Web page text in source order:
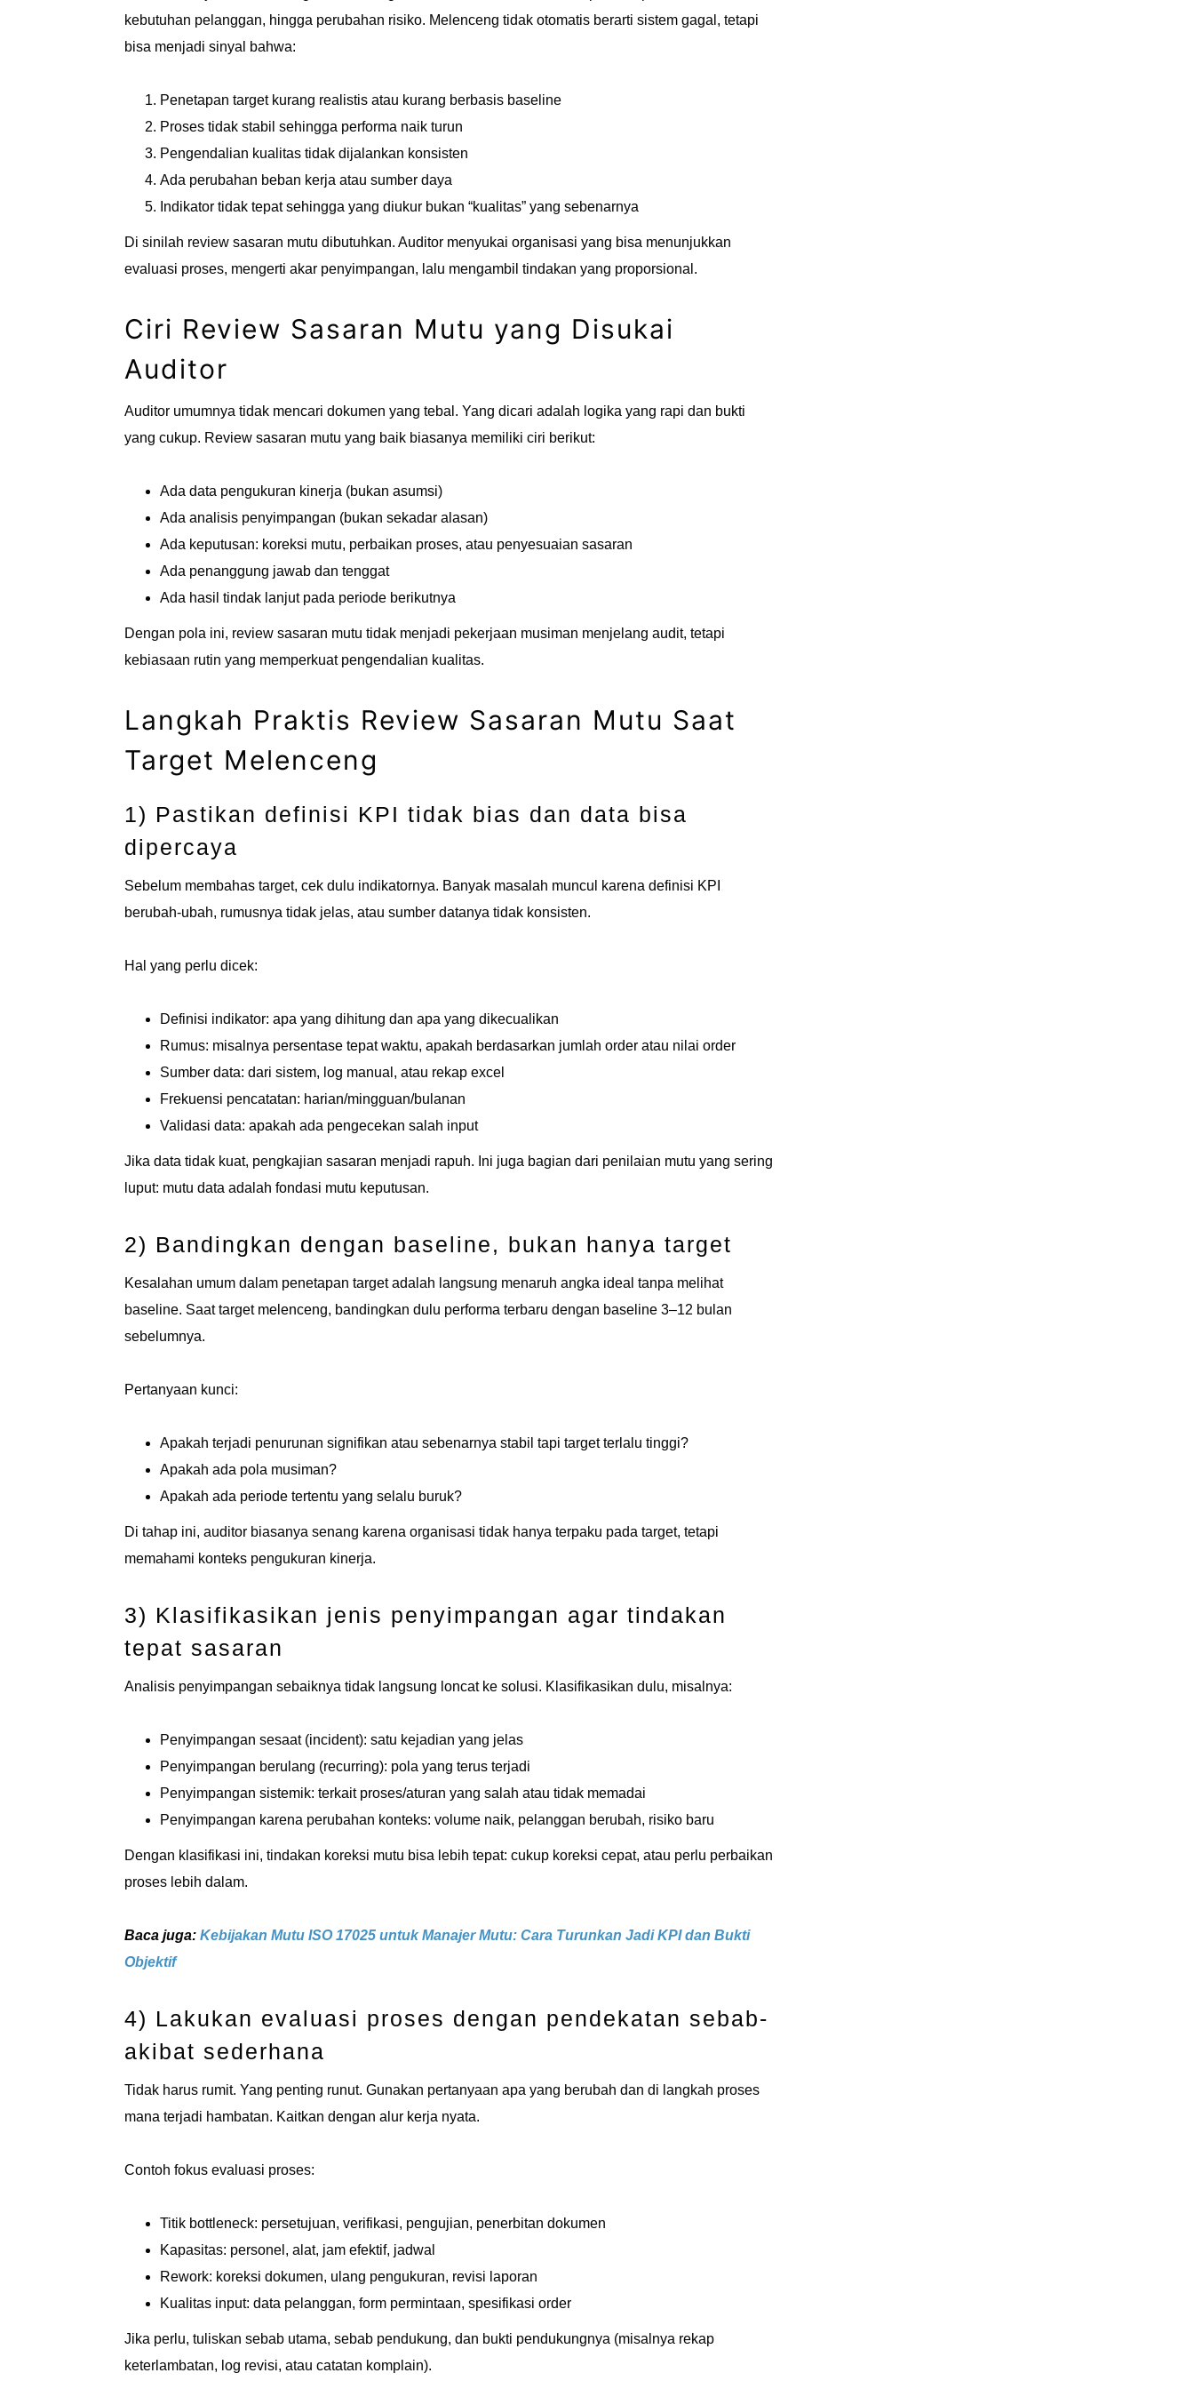
kebutuhan pelanggan, hingga perubahan risiko. Melenceng tidak otomatis berarti sistem gagal, tetapi
bisa menjadi sinyal bahwa:
Penetapan target kurang realistis atau kurang berbasis baseline
Proses tidak stabil sehingga performa naik turun
Pengendalian kualitas tidak dijalankan konsisten
Ada perubahan beban kerja atau sumber daya
Indikator tidak tepat sehingga yang diukur bukan “kualitas” yang sebenarnya
Di sinilah review sasaran mutu dibutuhkan. Auditor menyukai organisasi yang bisa menunjukkan
evaluasi proses, mengerti akar penyimpangan, lalu mengambil tindakan yang proporsional.
Ciri Review Sasaran Mutu yang Disukai
Auditor
Auditor umumnya tidak mencari dokumen yang tebal. Yang dicari adalah logika yang rapi dan bukti
yang cukup. Review sasaran mutu yang baik biasanya memiliki ciri berikut:
Ada data pengukuran kinerja (bukan asumsi)
Ada analisis penyimpangan (bukan sekadar alasan)
Ada keputusan: koreksi mutu, perbaikan proses, atau penyesuaian sasaran
Ada penanggung jawab dan tenggat
Ada hasil tindak lanjut pada periode berikutnya
Dengan pola ini, review sasaran mutu tidak menjadi pekerjaan musiman menjelang audit, tetapi
kebiasaan rutin yang memperkuat pengendalian kualitas.
Langkah Praktis Review Sasaran Mutu Saat
Target Melenceng
1) Pastikan definisi KPI tidak bias dan data bisa
dipercaya
Sebelum membahas target, cek dulu indikatornya. Banyak masalah muncul karena definisi KPI
berubah-ubah, rumusnya tidak jelas, atau sumber datanya tidak konsisten.
Hal yang perlu dicek:
Definisi indikator: apa yang dihitung dan apa yang dikecualikan
Rumus: misalnya persentase tepat waktu, apakah berdasarkan jumlah order atau nilai order
Sumber data: dari sistem, log manual, atau rekap excel
Frekuensi pencatatan: harian/mingguan/bulanan
Validasi data: apakah ada pengecekan salah input
Jika data tidak kuat, pengkajian sasaran menjadi rapuh. Ini juga bagian dari penilaian mutu yang sering
luput: mutu data adalah fondasi mutu keputusan.
2) Bandingkan dengan baseline, bukan hanya target
Kesalahan umum dalam penetapan target adalah langsung menaruh angka ideal tanpa melihat
baseline. Saat target melenceng, bandingkan dulu performa terbaru dengan baseline 3–12 bulan
sebelumnya.
Pertanyaan kunci:
Apakah terjadi penurunan signifikan atau sebenarnya stabil tapi target terlalu tinggi?
Apakah ada pola musiman?
Apakah ada periode tertentu yang selalu buruk?
Di tahap ini, auditor biasanya senang karena organisasi tidak hanya terpaku pada target, tetapi
memahami konteks pengukuran kinerja.
3) Klasifikasikan jenis penyimpangan agar tindakan
tepat sasaran
Analisis penyimpangan sebaiknya tidak langsung loncat ke solusi. Klasifikasikan dulu, misalnya:
Penyimpangan sesaat (incident): satu kejadian yang jelas
Penyimpangan berulang (recurring): pola yang terus terjadi
Penyimpangan sistemik: terkait proses/aturan yang salah atau tidak memadai
Penyimpangan karena perubahan konteks: volume naik, pelanggan berubah, risiko baru
Dengan klasifikasi ini, tindakan koreksi mutu bisa lebih tepat: cukup koreksi cepat, atau perlu perbaikan
proses lebih dalam.
Baca juga: Kebijakan Mutu ISO 17025 untuk Manajer Mutu: Cara Turunkan Jadi KPI dan Bukti
Objektif
4) Lakukan evaluasi proses dengan pendekatan sebab-
akibat sederhana
Tidak harus rumit. Yang penting runut. Gunakan pertanyaan apa yang berubah dan di langkah proses
mana terjadi hambatan. Kaitkan dengan alur kerja nyata.
Contoh fokus evaluasi proses:
Titik bottleneck: persetujuan, verifikasi, pengujian, penerbitan dokumen
Kapasitas: personel, alat, jam efektif, jadwal
Rework: koreksi dokumen, ulang pengukuran, revisi laporan
Kualitas input: data pelanggan, form permintaan, spesifikasi order
Jika perlu, tuliskan sebab utama, sebab pendukung, dan bukti pendukungnya (misalnya rekap
keterlambatan, log revisi, atau catatan komplain).